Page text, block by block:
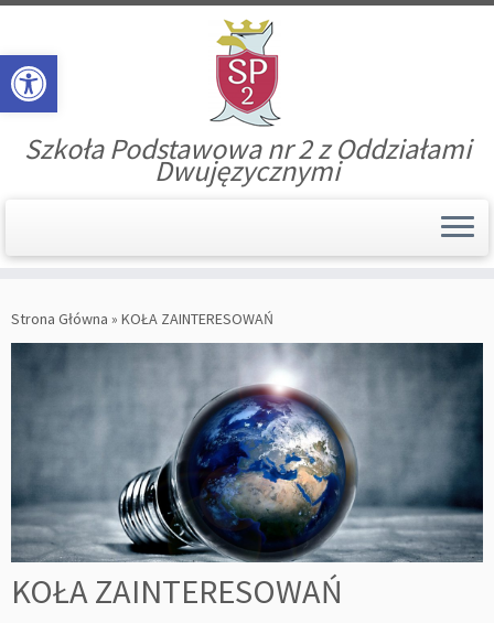
Open toolbar
to
content
Szkoła Podstawowa nr 2 z Oddziałami
Dwujęzycznymi
Strona Główna » KOŁA ZAINTERESOWAŃ
KOŁA ZAINTERESOWAŃ